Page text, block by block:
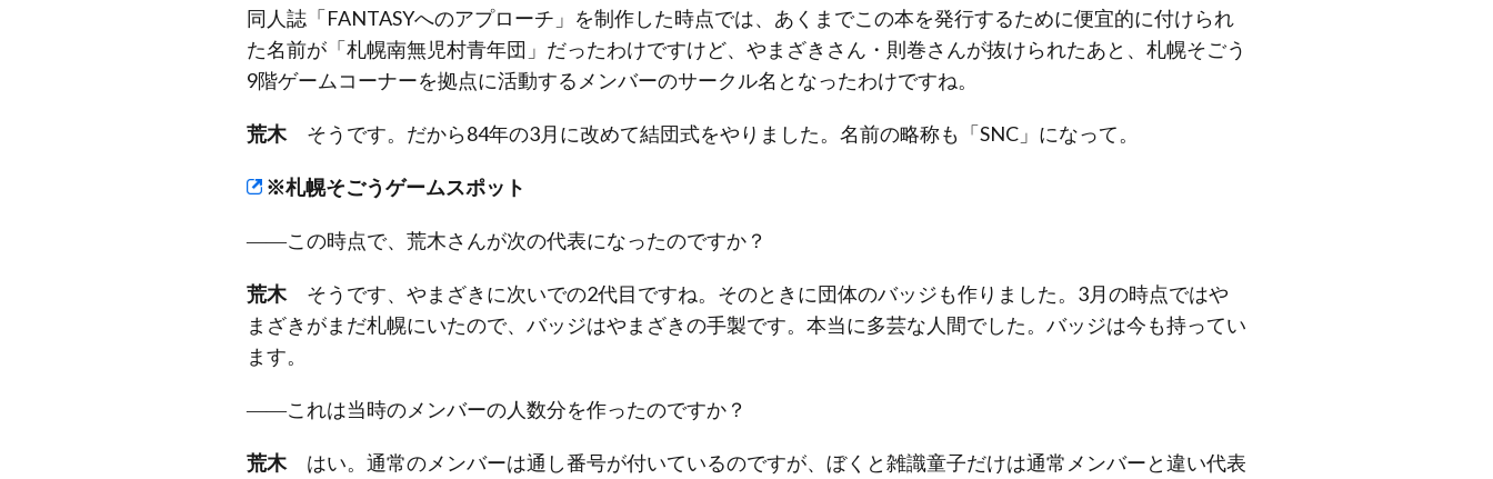
同人誌「FANTASYへのアプローチ」を制作した時点では、あくまでこの本を発行するために便宜的に付けられ
た名前が「札幌南無児村青年団」だったわけですけど、やまざきさん・則巻さんが抜けられたあと、札幌そごう
9階ゲームコーナーを拠点に活動するメンバーのサークル名となったわけですね。
荒木そうです。だから84年の3月に改めて結団式をやりました。名前の略称も「SNC」になって。
※札幌そごうゲームスポット
――この時点で、荒木さんが次の代表になったのですか？
荒木そうです、やまざきに次いでの2代目ですね。そのときに団体のバッジも作りました。3月の時点ではや
まざきがまだ札幌にいたので、バッジはやまざきの手製です。本当に多芸な人間でした。バッジは今も持ってい
ます。
――これは当時のメンバーの人数分を作ったのですか？
荒木はい。通常のメンバーは通し番号が付いているのですが、ぼくと雑識童子だけは通常メンバーと違い代表